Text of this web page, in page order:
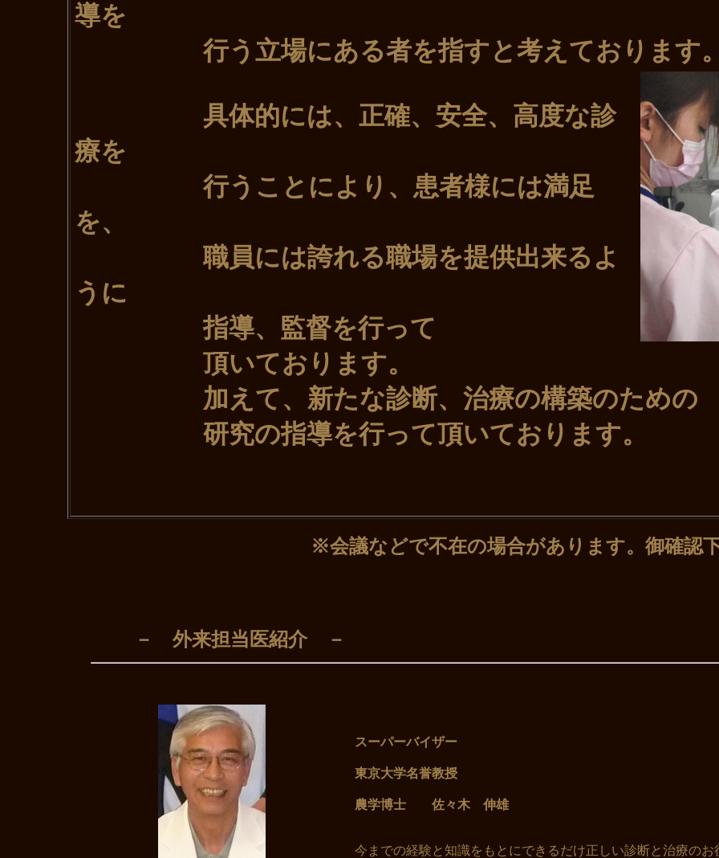
導を
行う立場にある者を指すと考えております
具体的には、正確、安全、高度な診
療を
行うことにより、患者様には満足
を、
職員には誇れる職場を提供出来るよ
うに
指導、監督を行って
頂いております。
加えて、新たな診断、治療の構築のための
研究の指導を行って頂いております。
※会議などで不在の場合があります。御確認
－ 外来担当医紹介 －
スーパーバイザー
東京大学名誉教授
農学博士 佐々木 伸雄
今までの経験と知識をもとにできるだけ正しい診断と治療の